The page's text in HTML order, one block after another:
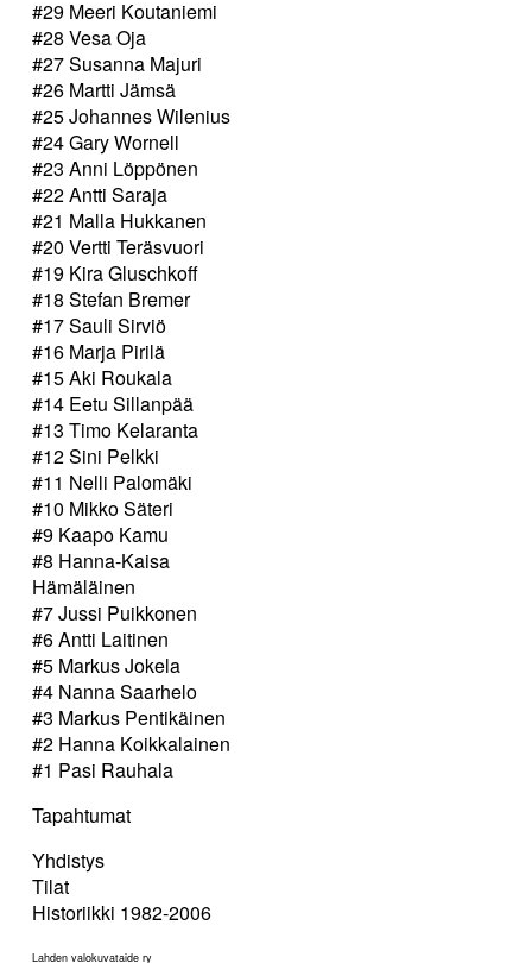
#29 Meeri Koutaniemi
#28 Vesa Oja
#27 Susanna Majuri
#26 Martti Jämsä
#25 Johannes Wilenius
#24 Gary Wornell
#23 Anni Löppönen
#22 Antti Saraja
#21 Malla Hukkanen
#20 Vertti Teräsvuori
#19 Kira Gluschkoff
#18 Stefan Bremer
#17 Sauli Sirviö
#16 Marja Pirilä
#15 Aki Roukala
#14 Eetu Sillanpää
#13 Timo Kelaranta
#12 Sini Pelkki
#11 Nelli Palomäki
#10 Mikko Säteri
#9 Kaapo Kamu
#8 Hanna-Kaisa
Hämäläinen
#7 Jussi Puikkonen
#6 Antti Laitinen
#5 Markus Jokela
#4 Nanna Saarhelo
#3 Markus Pentikäinen
#2 Hanna Koikkalainen
#1 Pasi Rauhala
Tapahtumat
Yhdistys
Tilat
Historiikki 1982-2006
Lahden valokuvataide ry